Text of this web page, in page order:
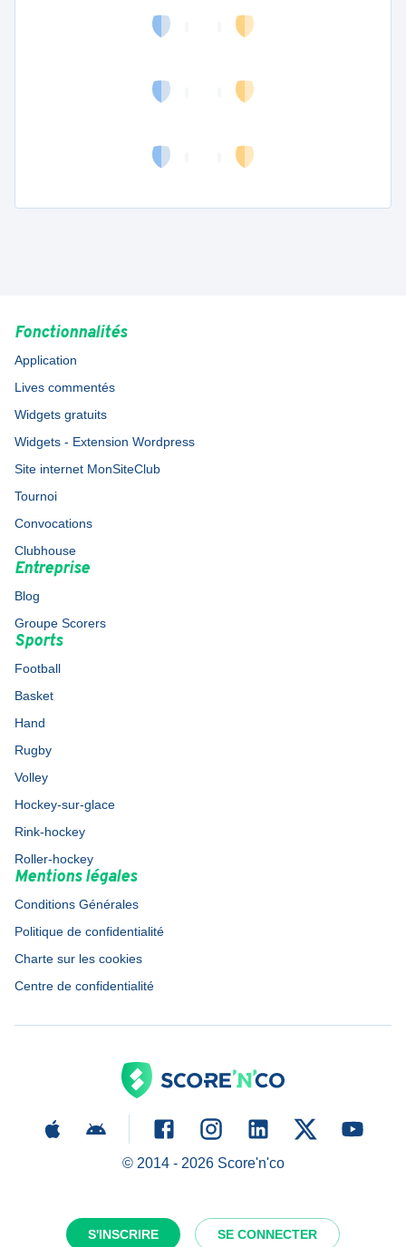
S'INSCRIRE SE CONNECTER
Fonctionnalités
Application
Lives commentés
Widgets gratuits
Widgets - Extension Wordpress
Site internet MonSiteClub
Tournoi
Convocations
Clubhouse
Entreprise
Blog
Groupe Scorers
Sports
Football
Basket
Hand
Rugby
Volley
Hockey-sur-glace
Rink-hockey
Roller-hockey
Mentions légales
Conditions Générales
Politique de confidentialité
Charte sur les cookies
Centre de confidentialité
© 2014 - 2026Score'n'co